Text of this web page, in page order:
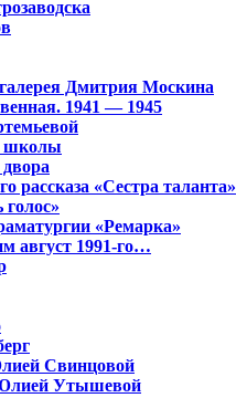
Дмитрия Москина
1941 — 1945
школы
рассказа «Сестра таланта»
«Ремарка»
август 1991-го…
Свинцовой
Утышевой